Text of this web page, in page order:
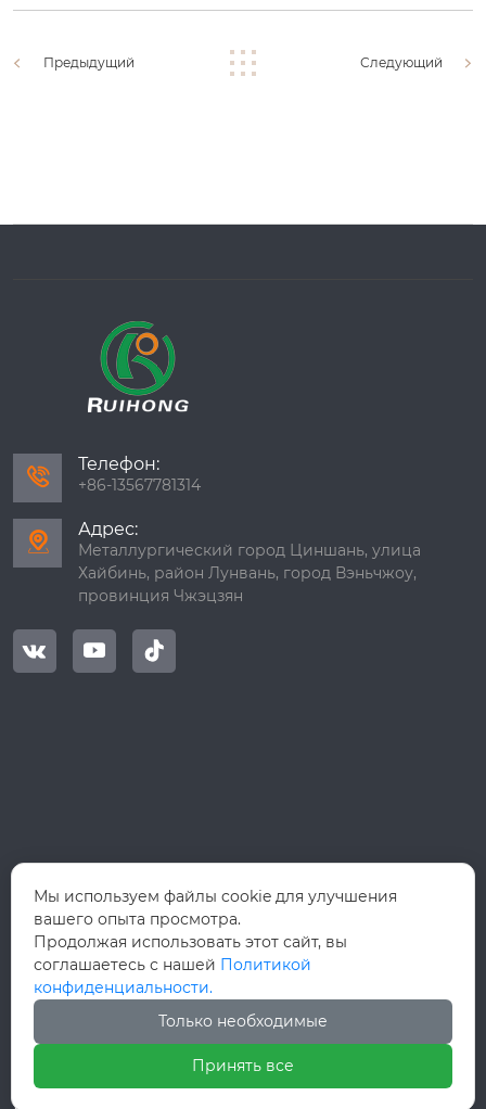
Предыдущий Следующий

Телефон:
+86-13567781314

Адрес:
Металлургический город Циншань, улица
Хайбинь, район Лунвань, город Вэньчжоу,
провинция Чжэцзян
  
Авторское право©ООО Вэньчжоу Руй Хун
Мы используем файлы cookie для улучшения
вашего опыта просмотра.
Продолжая использовать этот сайт, вы
соглашаетесь с нашей Политикой
конфиденциальности.
Только необходимые
Принять все